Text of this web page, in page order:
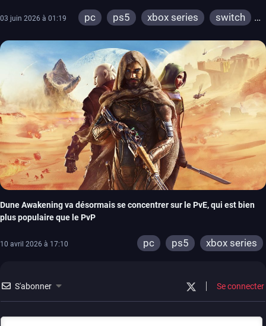
03 juin 2026 à 01:19 pc ps5 xbox series
switch
Dune Awakening va désormais se concentrer sur le PvE, qui est bien
plus populaire que le PvP
10 avril 2026 à 17:10 pc ps5 xbox series
S'abonner Se connecter